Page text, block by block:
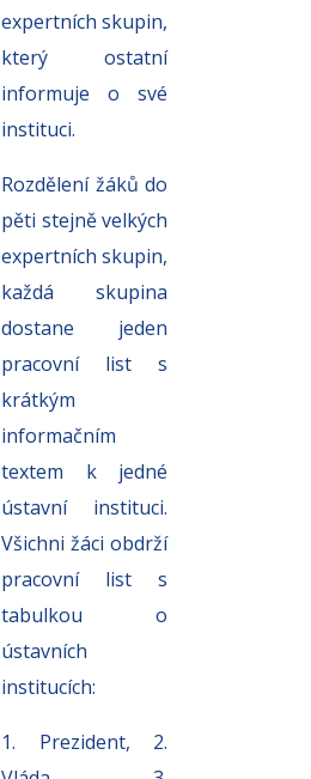
expertníchskupin,
který ostatní
informuje o své
instituci.
Rozdělení žáků do
pěti stejně velkých
expertních skupin,
každá skupina
dostane jeden
pracovní lists
krátkým
informačním
textem k jedné
ústavní instituci.
Všichni žáci obdrží
pracovní list s
tabulkouo
ústavních
institucích:
1. Prezident, 2.